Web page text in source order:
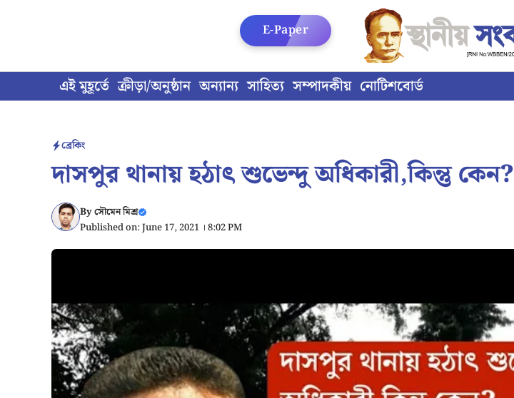
এই মুহূর্তে ক্রীড়া/অনুষ্ঠান অন্যান্য সাহিত্য সম্পাদকীয় নোটিশবোর্ড
E-Paper
ব্রেকিং
দাসপুর থানায় হঠাৎ শুভেন্দু অধিকারী,কিন্তু কেন?
Byসৌমেন মিশ্র
Published on: June 17, 2021 । 8:02 PM